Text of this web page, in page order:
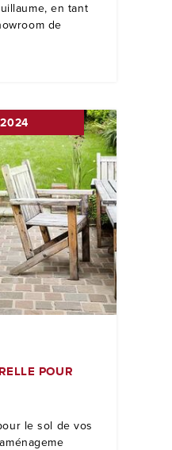
en tant
de
POUR
le sol de vos